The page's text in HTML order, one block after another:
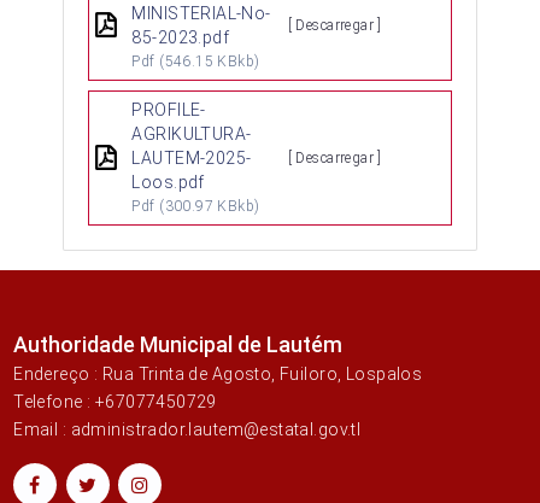
MINISTERIAL-No-
85-2023.pdf
Pdf (546.15 KBkb)
[ Descarregar ]
PROFILE-
AGRIKULTURA-
LAUTEM-2025-
Loos.pdf
Pdf (300.97 KBkb)
[ Descarregar ]
Authoridade Municipal de Lautém
Endereço : Rua Trinta de Agosto, Fuiloro, Lospalos
Telefone : +67077450729
Email : administrador.lautem@estatal.gov.tl